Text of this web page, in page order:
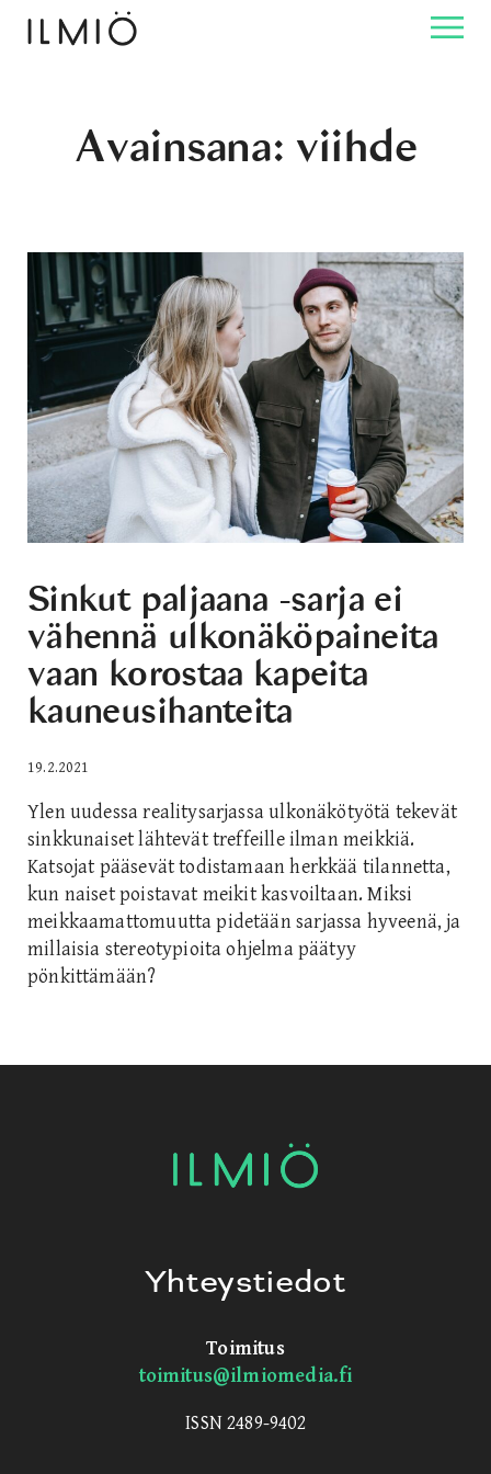
Avainsana: viihde
Sinkut paljaana -sarja ei
vähennä ulkonäköpaineita
vaan korostaa kapeita
kauneusihanteita
19.2.2021
Ylen uudessa realitysarjassa ulkonäkötyötä tekevät
sinkkunaiset lähtevät treffeille ilman meikkiä.
Katsojat pääsevät todistamaan herkkää tilannetta,
kun naiset poistavat meikit kasvoiltaan. Miksi
meikkaamattomuutta pidetään sarjassa hyveenä, ja
millaisia stereotypioita ohjelma päätyy
pönkittämään?
Yhteystiedot
Toimitus
toimitus@ilmiomedia.fi
ISSN 2489-9402